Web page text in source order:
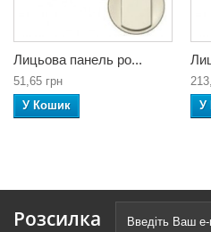
Лицьова панель ро...
51,65 грн
У Кошик
У
Розсилка